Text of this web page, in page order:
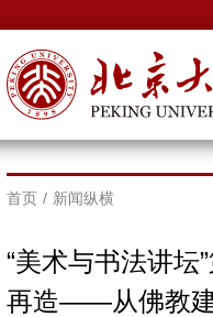
首页 / 新闻纵横
“美术与书法讲坛
再造——从佛教建